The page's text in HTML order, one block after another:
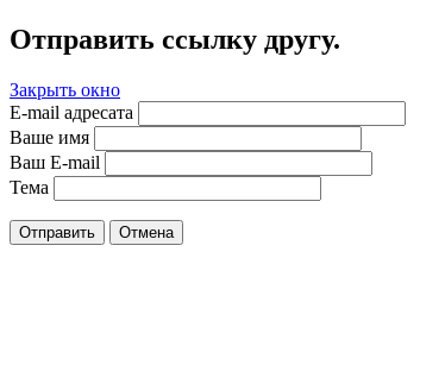
Отправить ссылку другу.
Закрыть окно
E-mail адресата
Ваше имя
Ваш E-mail
Тема
Отправить Отмена